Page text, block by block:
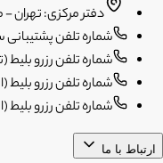
دفتر مرکزی: تهران -
شماره تلفن پشتیبانی سایت:
شماره تلفن رزرو بلیط
شماره تلفن رزرو بلیط
شماره تلفن رزرو بلیط
ارتباط با ما